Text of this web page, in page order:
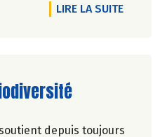
LIRE LA SUITEDE
depuis toujours